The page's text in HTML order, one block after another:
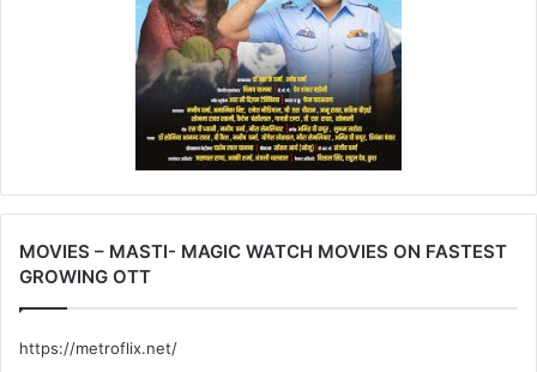
MOVIES – MASTI- MAGIC WATCH MOVIES ON FASTEST
GROWING OTT
https://metroflix.net/